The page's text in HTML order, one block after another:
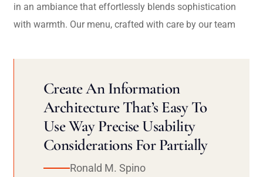
in an ambiance that effortlessly blends sophistication
with warmth. Our menu, crafted with care by our team
Create An Information
Architecture That’s Easy To
Use Way Precise Usability
Considerations For Partially
Ronald M. Spino